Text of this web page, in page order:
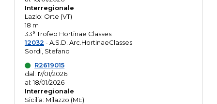
Interregionale
Lazio: Orte (VT)
18 m
33° Trofeo Hortinae Classes
12032 - A.S.D. Arc.HortinaeClasses
Sordi, Stefano
R2619015
dal: 17/01/2026
al: 18/01/2026
Interregionale
Sicilia: Milazzo (ME)